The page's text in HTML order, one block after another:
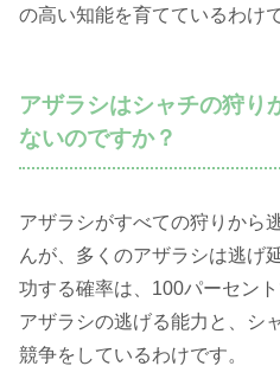
の高い知能を育てているわけで
アザラシはシャチの狩り
ないのですか？
アザラシがすべての狩りから
んが、多くのアザラシは逃げ
功する確率は、100パーセン
アザラシの逃げる能力と、シ
競争をしているわけです。